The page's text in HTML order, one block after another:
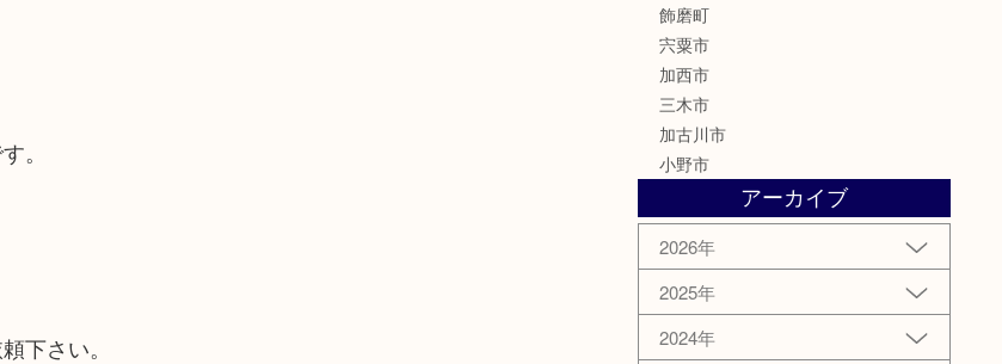
。
下さい。
飾磨町
宍粟市
加西市
三木市
加古川市
小野市
アーカイブ
2026年
2025年
2024年